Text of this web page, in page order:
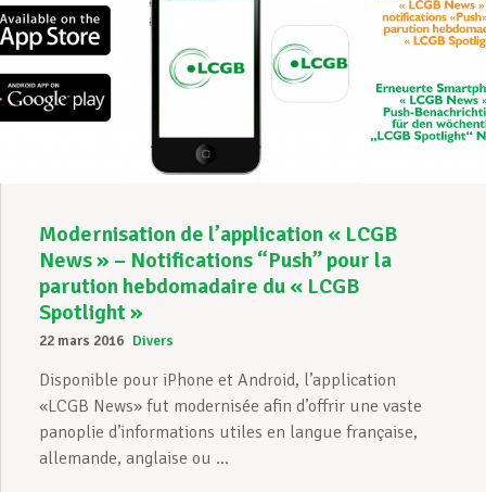
Modernisation de l’application « LCGB
News » – Notifications “Push” pour la
parution hebdomadaire du « LCGB
Spotlight »
22 mars 2016 Divers
Disponible pour iPhone et Android, l’application
«LCGB News» fut modernisée afin d’offrir une vaste
panoplie d’informations utiles en langue française,
allemande, anglaise ou ...